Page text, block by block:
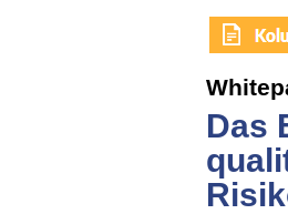
Das